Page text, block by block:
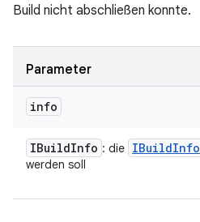
Build nicht abschließen konnte.
Parameter
info
IBuildInfo : die IBuildInfo
werden soll